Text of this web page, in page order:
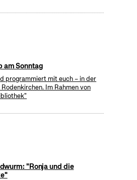
am Sonntag
programmiert mit euch – in der
Im Rahmen von
"Ronja und die